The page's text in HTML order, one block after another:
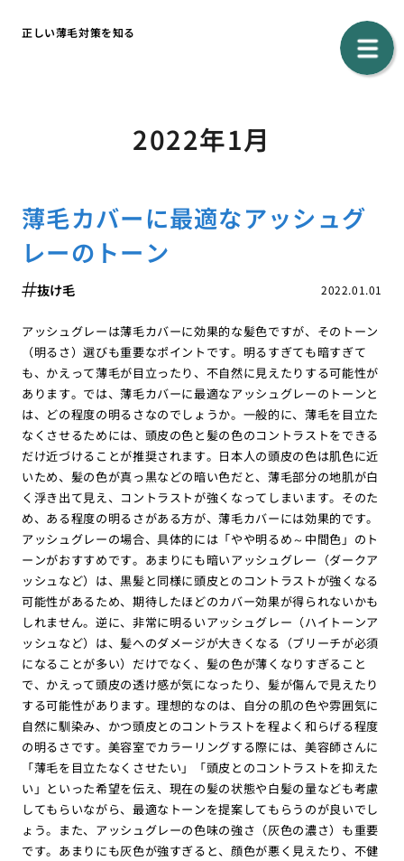
正しい薄毛対策を知る
2022年1月
薄毛カバーに最適なアッシュグ
レーのトーン
2022.01.01
抜け毛
アッシュグレーは薄毛カバーに効果的な髪色ですが、そのトーン
（明るさ）選びも重要なポイントです。明るすぎても暗すぎて
も、かえって薄毛が目立ったり、不自然に見えたりする可能性が
あります。では、薄毛カバーに最適なアッシュグレーのトーンと
は、どの程度の明るさなのでしょうか。一般的に、薄毛を目立た
なくさせるためには、頭皮の色と髪の色のコントラストをできる
だけ近づけることが推奨されます。日本人の頭皮の色は肌色に近
いため、髪の色が真っ黒などの暗い色だと、薄毛部分の地肌が白
く浮き出て見え、コントラストが強くなってしまいます。そのた
め、ある程度の明るさがある方が、薄毛カバーには効果的です。
アッシュグレーの場合、具体的には「やや明るめ～中間色」のト
ーンがおすすめです。あまりにも暗いアッシュグレー（ダークア
ッシュなど）は、黒髪と同様に頭皮とのコントラストが強くなる
可能性があるため、期待したほどのカバー効果が得られないかも
しれません。逆に、非常に明るいアッシュグレー（ハイトーンア
ッシュなど）は、髪へのダメージが大きくなる（ブリーチが必須
になることが多い）だけでなく、髪の色が薄くなりすぎること
で、かえって頭皮の透け感が気になったり、髪が傷んで見えたり
する可能性があります。理想的なのは、自分の肌の色や雰囲気に
自然に馴染み、かつ頭皮とのコントラストを程よく和らげる程度
の明るさです。美容室でカラーリングする際には、美容師さんに
「薄毛を目立たなくさせたい」「頭皮とのコントラストを抑えた
い」といった希望を伝え、現在の髪の状態や白髪の量なども考慮
してもらいながら、最適なトーンを提案してもらうのが良いでし
ょう。また、アッシュグレーの色味の強さ（灰色の濃さ）も重要
です。あまりにも灰色が強すぎると、顔色が悪く見えたり、不健